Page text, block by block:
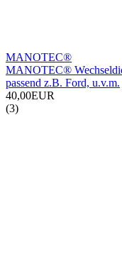
MANOTEC®
MANOTEC®
passend z.B. Ford, u.v.m.
40,00EUR
(3)